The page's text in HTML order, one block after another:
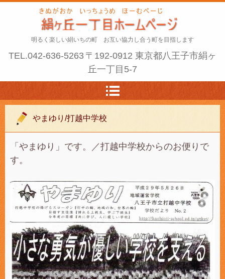
明るく楽しい絹いちの町 お互い協力し合う町を目指します
TEL.042-636-5263 〒192-0912 東京都八王子市絹ヶ
丘一丁目5-7
やまゆり/打越中学校
「やまゆり」です。／打越中学校からのお便りで
す。